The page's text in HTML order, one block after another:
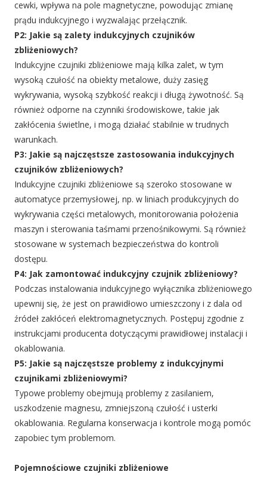
cewki, wpływa na pole magnetyczne, powodując zmianę
prądu indukcyjnego i wyzwalając przełącznik.
P2: Jakie są zalety indukcyjnych czujników
zbliżeniowych?
Indukcyjne czujniki zbliżeniowe mają kilka zalet, w tym
wysoką czułość na obiekty metalowe, duży zasięg
wykrywania, wysoką szybkość reakcji i długą żywotność. Są
również odporne na czynniki środowiskowe, takie jak
zakłócenia świetlne, i mogą działać stabilnie w trudnych
warunkach.
P3: Jakie są najczęstsze zastosowania indukcyjnych
czujników zbliżeniowych?
Indukcyjne czujniki zbliżeniowe są szeroko stosowane w
automatyce przemysłowej, np. w liniach produkcyjnych do
wykrywania części metalowych, monitorowania położenia
maszyn i sterowania taśmami przenośnikowymi. Są również
stosowane w systemach bezpieczeństwa do kontroli
dostępu.
P4: Jak zamontować indukcyjny czujnik zbliżeniowy?
Podczas instalowania indukcyjnego wyłącznika zbliżeniowego
upewnij się, że jest on prawidłowo umieszczony i z dala od
źródeł zakłóceń elektromagnetycznych. Postępuj zgodnie z
instrukcjami producenta dotyczącymi prawidłowej instalacji i
okablowania.
P5: Jakie są najczęstsze problemy z indukcyjnymi
czujnikami zbliżeniowymi?
Typowe problemy obejmują problemy z zasilaniem,
uszkodzenie magnesu, zmniejszoną czułość i usterki
okablowania. Regularna konserwacja i kontrole mogą pomóc
zapobiec tym problemom.
Pojemnościowe czujniki zbliżeniowe